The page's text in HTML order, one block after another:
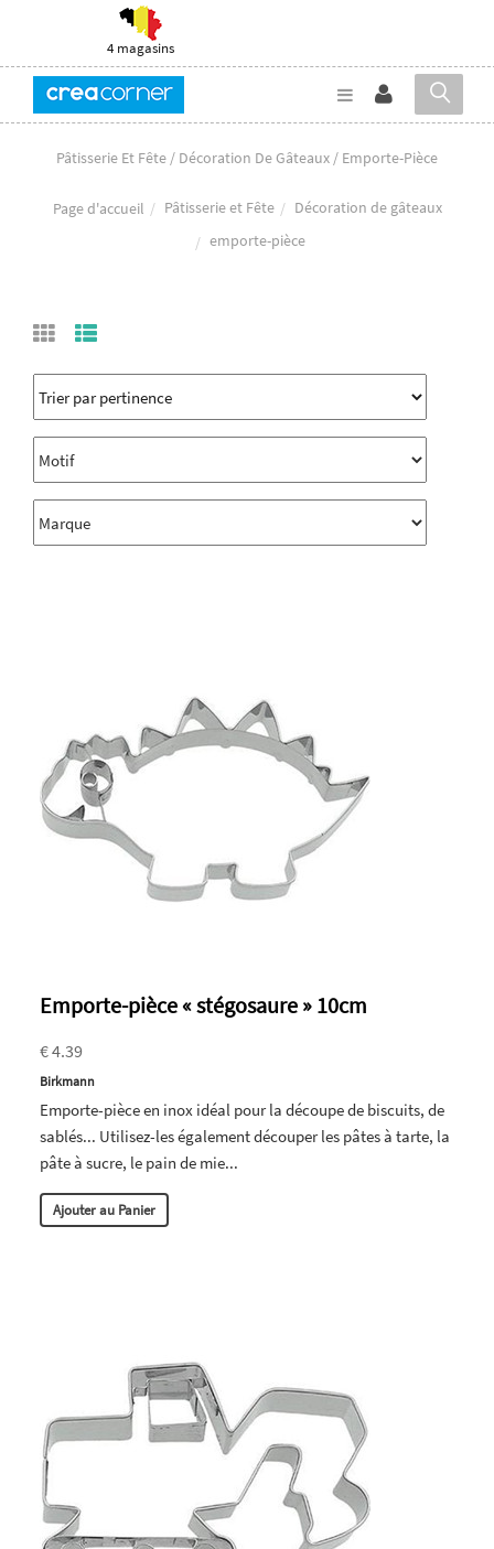
4 magasins
Pâtisserie Et Fête / Décoration De Gâteaux / Emporte-Pièce
Page d'accueil Pâtisserie et Fête
Décoration de gâteaux
emporte-pièce
Emporte-pièce « stégosaure » 10cm
€ 4.39
Birkmann
Emporte-pièce en inox idéal pour la découpe de biscuits, de
sablés... Utilisez-les également découper les pâtes à tarte, la
pâte à sucre, le pain de mie...
Ajouter au Panier